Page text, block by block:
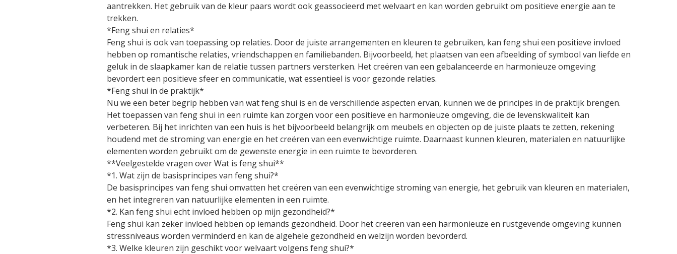
aantrekken. Het gebruik van de kleur paars wordt ook geassocieerd met welvaart en kan worden gebruikt om positieve energie aan te
trekken.
*Feng shui en relaties*
Feng shui is ook van toepassing op relaties. Door de juiste arrangementen en kleuren te gebruiken, kan feng shui een positieve invloed
hebben op romantische relaties, vriendschappen en familiebanden. Bijvoorbeeld, het plaatsen van een afbeelding of symbool van liefde en
geluk in de slaapkamer kan de relatie tussen partners versterken. Het creëren van een gebalanceerde en harmonieuze omgeving
bevordert een positieve sfeer en communicatie, wat essentieel is voor gezonde relaties.
*Feng shui in de praktijk*
Nu we een beter begrip hebben van wat feng shui is en de verschillende aspecten ervan, kunnen we de principes in de praktijk brengen.
Het toepassen van feng shui in een ruimte kan zorgen voor een positieve en harmonieuze omgeving, die de levenskwaliteit kan
verbeteren. Bij het inrichten van een huis is het bijvoorbeeld belangrijk om meubels en objecten op de juiste plaats te zetten, rekening
houdend met de stroming van energie en het creëren van een evenwichtige ruimte. Daarnaast kunnen kleuren, materialen en natuurlijke
elementen worden gebruikt om de gewenste energie in een ruimte te bevorderen.
**Veelgestelde vragen over Wat is feng shui**
*1. Wat zijn de basisprincipes van feng shui?*
De basisprincipes van feng shui omvatten het creëren van een evenwichtige stroming van energie, het gebruik van kleuren en materialen,
en het integreren van natuurlijke elementen in een ruimte.
*2. Kan feng shui echt invloed hebben op mijn gezondheid?*
Feng shui kan zeker invloed hebben op iemands gezondheid. Door het creëren van een harmonieuze en rustgevende omgeving kunnen
stressniveaus worden verminderd en kan de algehele gezondheid en welzijn worden bevorderd.
*3. Welke kleuren zijn geschikt voor welvaart volgens feng shui?*